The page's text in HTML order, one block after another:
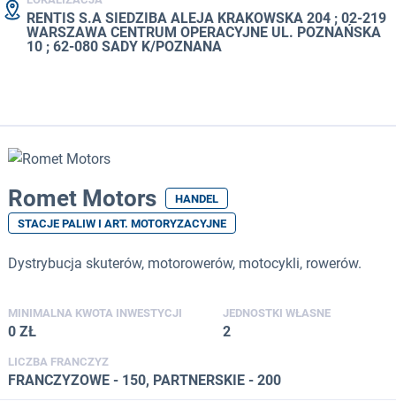
RENTIS S.A SIEDZIBA ALEJA KRAKOWSKA 204 ; 02-219
WARSZAWA CENTRUM OPERACYJNE UL. POZNAŃSKA
10 ; 62-080 SADY K/POZNANA
Romet Motors
HANDEL
STACJE PALIW I ART. MOTORYZACYJNE
Dystrybucja skuterów, motorowerów, motocykli, rowerów.
MINIMALNA KWOTA INWESTYCJI
0 ZŁ
JEDNOSTKI WŁASNE
2
LICZBA FRANCZYZ
FRANCZYZOWE - 150, PARTNERSKIE - 200